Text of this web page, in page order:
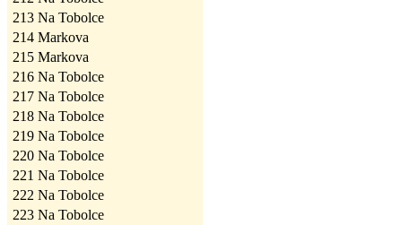
213 Na Tobolce
214 Markova
215 Markova
216 Na Tobolce
217 Na Tobolce
218 Na Tobolce
219 Na Tobolce
220 Na Tobolce
221 Na Tobolce
222 Na Tobolce
223 Na Tobolce